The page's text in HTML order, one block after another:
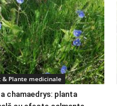
& Plante medicinale
chamaedrys: planta